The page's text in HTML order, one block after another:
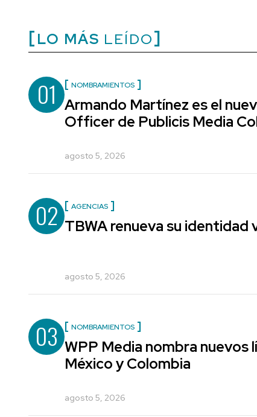
LO MÁS LEÍDO
01 NOMBRAMIENTOS
Armando Martínez es el
Officer de Publicis Media
agosto 5, 2026
02 AGENCIAS
TBWA renueva su identidad
agosto 5, 2026
03 NOMBRAMIENTOS
WPP Media nombra nuevos
México y Colombia
agosto 5, 2026